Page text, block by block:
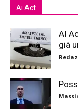
Ai Act
AI
già